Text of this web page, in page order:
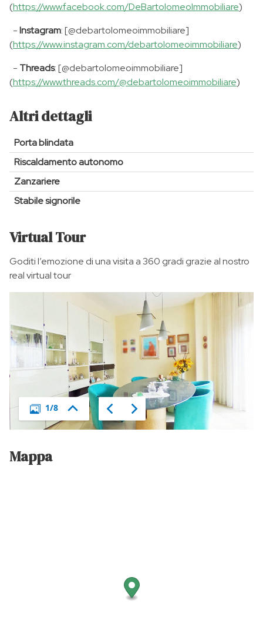
(https://www.facebook.com/DeBartolomeoImmobiliare)
-Instagram: [@debartolomeoimmobiliare]
(https://www.instagram.com/debartolomeoimmobiliare)
- Threads: [@debartolomeoimmobiliare]
(https://www.threads.com/@debartolomeoimmobiliare)
Altri dettagli
Porta blindata
Riscaldamento autonomo
Zanzariere
Stabile signorile
Virtual Tour
Goditi l’emozione di una visita a 360 gradi grazie al nostro
real virtual tour
Mappa